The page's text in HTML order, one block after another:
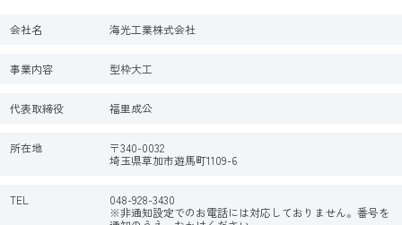
会社名 海光工業株式会社
事業内容 型枠大工
代表取締役 福里成公
所在地
〒340-0032
埼玉県草加市遊馬町1109-6
TEL
048-928-3430
※非通知設定でのお電話には対応しておりません。番号を